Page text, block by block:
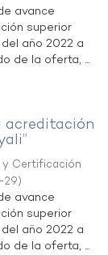
avance
superior
año 2022 a
de la oferta, ...
acreditación
y Certificación
29)
avance
superior
año 2022 a
de la oferta, ...